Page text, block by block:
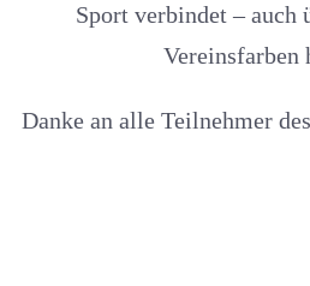
Sport verbindet – auch
Vereinsfarben
Danke an alle Teilnehmer